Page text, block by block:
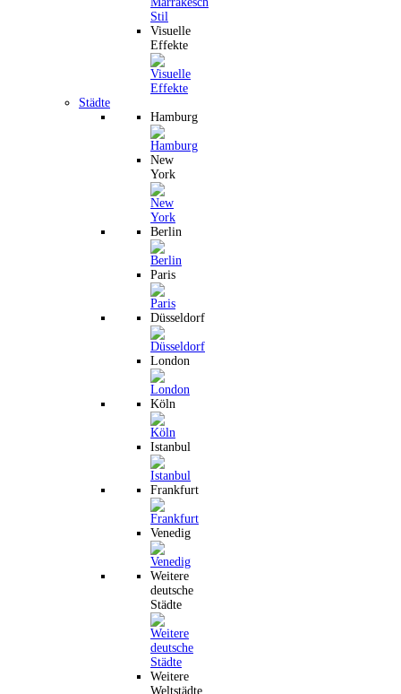
Visuelle
Effekte
Städte
Hamburg
New
York
Berlin
Paris
Düsseldorf
London
Köln
Istanbul
Frankfurt
Venedig
Weitere
deutsche
Städte
Weitere
Weltstädte